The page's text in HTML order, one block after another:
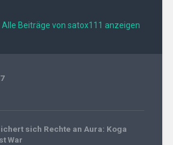
Alle Beiträge von satox111 anzeigen
sich Rechte an Aura: Koga
War